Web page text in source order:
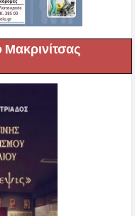
Μακρινίτσας